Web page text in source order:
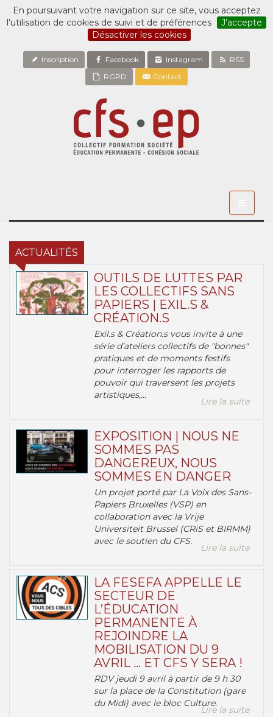
En poursuivant votre navigation sur ce site, vous acceptez
l’utilisation de cookies de suivi et de préférences
J’accepte
Désactiver les cookies
Inscription Facebook Instagram
RSS
RGPD
Contact
ACTUALITÉS
OUTILS DE LUTTES PAR
LES COLLECTIFS SANS
PAPIERS | EXIL.S &
CRÉATION.S
Exil.s & Création.s vous invite à une
série d’ateliers collectifs de "bonnes"
pratiques et de moments festifs
pour interroger les rapports de
pouvoir qui traversent les projets
artistiques,...
Lire la suite
EXPOSITION | NOUS NE
SOMMES PAS
DANGEREUX, NOUS
SOMMES EN DANGER
Un projet porté par La Voix des Sans-
Papiers Bruxelles (VSP) en
collaboration avec la Vrije
Universiteit Brussel (CRiS et BIRMM)
avec le soutien du CFS.
Lire la suite
LA FESEFA APPELLE LE
SECTEUR DE
L’ÉDUCATION
PERMANENTE À
REJOINDRE LA
MOBILISATION DU 9
AVRIL … ET CFS Y SERA !
RDV jeudi 9 avril à partir de 9 h 30
sur la place de la Constitution (gare
du Midi) avec le bloc Culture.
Lire la suite